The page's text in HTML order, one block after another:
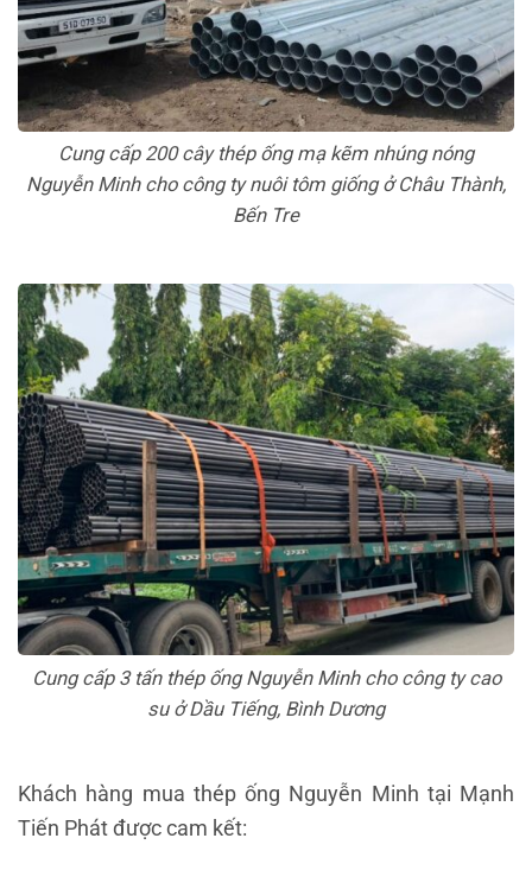
Cung cấp 200 cây thép ống mạ kẽm nhúng nóng
Nguyễn Minh cho công ty nuôi tôm giống ở Châu Thành,
Bến Tre
Cung cấp 3 tấn thép ống Nguyễn Minh cho công ty cao
su ở Dầu Tiếng, Bình Dương
Khách hàng mua thép ống Nguyễn Minh tại Mạnh
Tiến Phát được cam kết: